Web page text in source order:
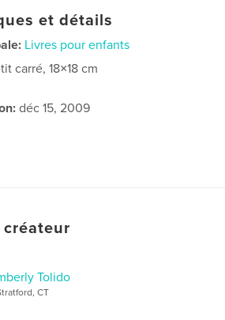
et détails
Livres pour enfants
carré, 18×18 cm
déc 15, 2009
Tolido
CT